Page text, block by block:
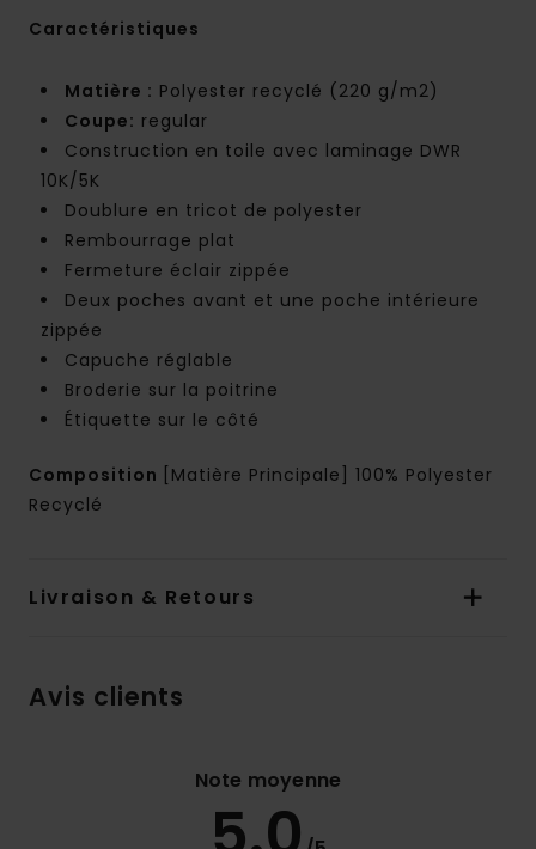
Caractéristiques
Matière : Polyester recyclé (220 g/m2)
Coupe: regular
Construction en toile avec laminage DWR
10K/5K
Doublure en tricot de polyester
Rembourrage plat
Fermeture éclair zippée
Deux poches avant et une poche intérieure
zippée
Capuche réglable
Broderie sur la poitrine
Étiquette sur le côté
Composition
[Matière Principale] 100% Polyester
Recyclé
Livraison & Retours
Avis clients
Note moyenne